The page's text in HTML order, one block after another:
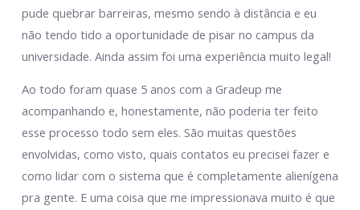
pude quebrar barreiras, mesmo sendo à distância e eu
não tendo tido a oportunidade de pisar no campus da
universidade. Ainda assim foi uma experiência muito legal!
Ao todo foram quase 5 anos com a Gradeup me
acompanhando e, honestamente, não poderia ter feito
esse processo todo sem eles. São muitas questões
envolvidas, como visto, quais contatos eu precisei fazer e
como lidar com o sistema que é completamente alienígena
pra gente. E uma coisa que me impressionava muito é que